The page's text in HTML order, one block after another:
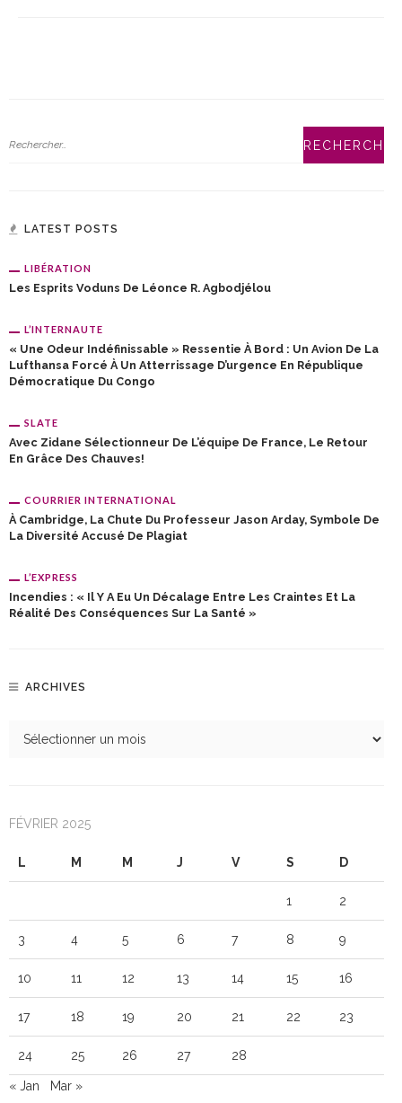
LATEST POSTS
LIBÉRATION
Les Esprits Voduns De Léonce R. Agbodjélou
L’INTERNAUTE
« Une Odeur Indéfinissable » Ressentie À Bord : Un Avion De La
Lufthansa Forcé À Un Atterrissage D’urgence En République
Démocratique Du Congo
SLATE
Avec Zidane Sélectionneur De L’équipe De France, Le Retour
En Grâce Des Chauves!
COURRIER INTERNATIONAL
À Cambridge, La Chute Du Professeur Jason Arday, Symbole De
La Diversité Accusé De Plagiat
L’EXPRESS
Incendies : « Il Y A Eu Un Décalage Entre Les Craintes Et La
Réalité Des Conséquences Sur La Santé »
ARCHIVES
FÉVRIER 2025
L M M J V S D
1 2
3 4 5 6 7 8 9
10 11 12 13 14 15 16
17 18 19 20 21 22 23
24 25 26 27 28
« Jan Mar »